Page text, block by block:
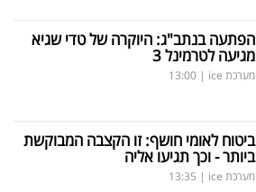
הפתעה בנתב"ג: היוקרה של טדי שגיא
מגיעה לטרמינל 3
מערכת ice |
13:00
ביטוח לאומי חושף: זו הקצבה המבוקשת
ביותר - וכך תגיעו אליה
מערכת ice |
13:35